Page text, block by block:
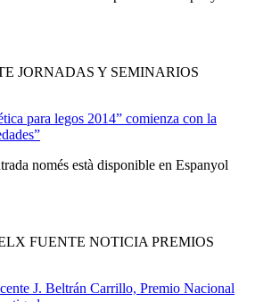
JORNADAS Y SEMINARIOS
para legos 2014” comienza con la
només està disponible en Espanyol
FUENTE NOTICIA PREMIOS
J. Beltrán Carrillo, Premio Nacional